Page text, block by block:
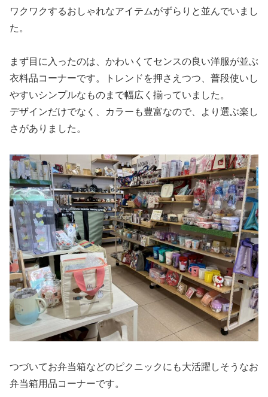
ワクワクするおしゃれなアイテムがずらりと並んでいまし
た。
まず目に入ったのは、かわいくてセンスの良い洋服が並ぶ
衣料品コーナーです。トレンドを押さえつつ、普段使いし
やすいシンプルなものまで幅広く揃っていました。
デザインだけでなく、カラーも豊富なので、より選ぶ楽し
さがありました。
つづいてお弁当箱などのピクニックにも大活躍しそうなお
弁当箱用品コーナーです。